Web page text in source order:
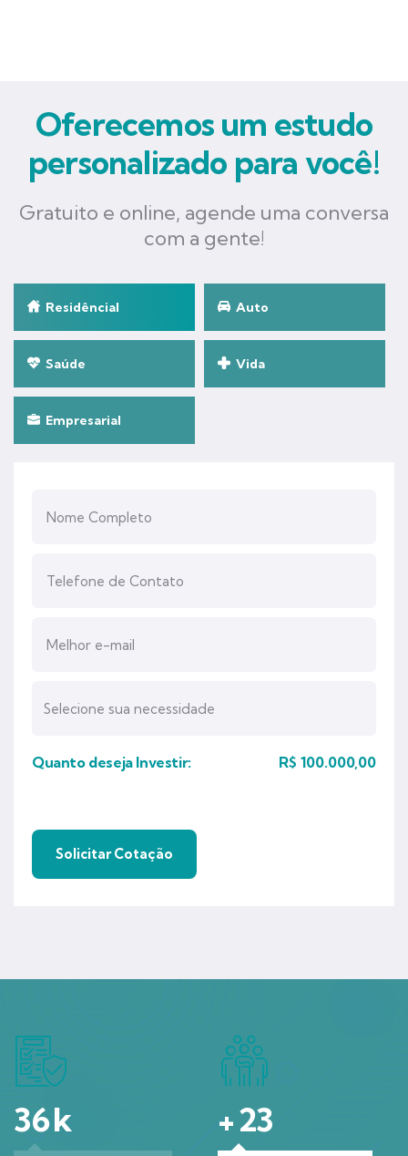
Oferecemos um estudo
personalizado para você!
Gratuito e online, agende uma conversa
com a gente!
Residêncial Auto
Saúde Vida
Empresarial
Quanto deseja Investir: R$ 100.000,00
36k +23